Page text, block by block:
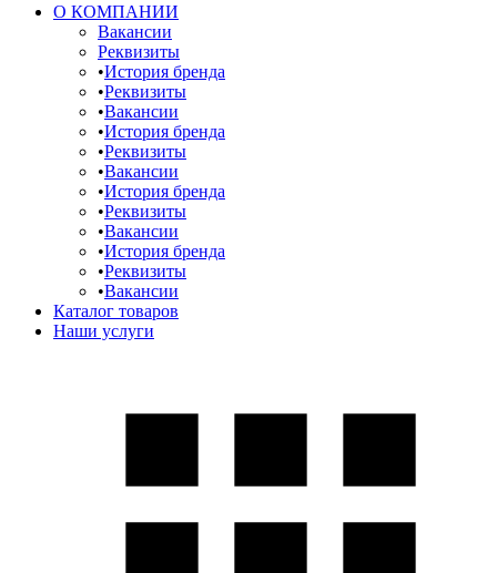
О КОМПАНИИ
Вакансии
Реквизиты
История бренда
Реквизиты
Вакансии
История бренда
Реквизиты
Вакансии
История бренда
Реквизиты
Вакансии
История бренда
Реквизиты
Вакансии
Каталог товаров
Наши услуги